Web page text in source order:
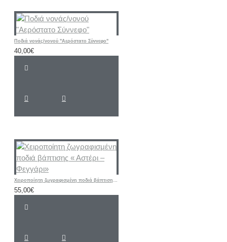
Ποδιά νονάς/νονού "Αερόστατο Σύννεφο"
40,00€
Χειροποίητη ζωγραφισμένη ποδιά βάπτισης « Αστέρι – Φεγγάρι»
55,00€